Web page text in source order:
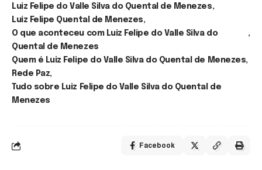
Luiz Felipe do Valle Silva do Quental de Menezes
Luiz Felipe Quental de Menezes
O que aconteceu com Luiz Felipe do Valle Silva do
Quental de Menezes
Quem é Luiz Felipe do Valle Silva do Quental de Menezes
Rede Paz
Tudo sobre Luiz Felipe do Valle Silva do Quental de
Menezes
Facebook